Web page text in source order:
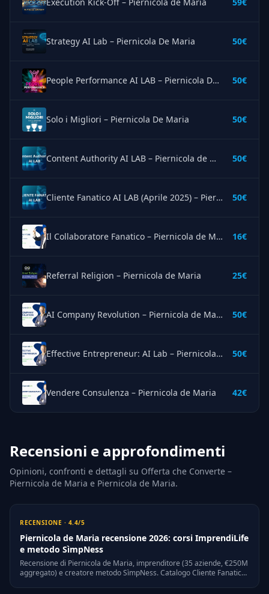
Execution Kick-Off – Piernicola de Maria 59€
Strategy AI Lab – Piernicola De Maria 50€
People Performance AI LAB – Piernicola De Maria 50€
Solo i Migliori – Piernicola De Maria 50€
Content Authority AI LAB – Piernicola de Maria 50€
Cliente Fanatico AI LAB (Aprile 2025) – Piernicola de Maria 50€
Il Collaboratore Fanatico – Piernicola de Maria 16€
Referral Religion – Piernicola de Maria 25€
AI Company Revolution – Piernicola de Maria 50€
Effective Entrepreneur: AI Lab – Piernicola De Maria 50€
Vendere Consulenza – Piernicola de Maria 42€
Recensioni e approfondimenti
Opinioni, confronti e dettagli su Offerta che Converte –
Piernicola de Maria e Piernicola de Maria.
RECENSIONE · 4.4/5
Piernicola de Maria recensione 2026: corsi ImprendiLife
e metodo SìmpNess
Recensione di Piernicola de Maria, imprenditore (35 aziende, €250M
aggregato) e creatore metodo SìmpNess. Catalogo Cliente Fanatico,